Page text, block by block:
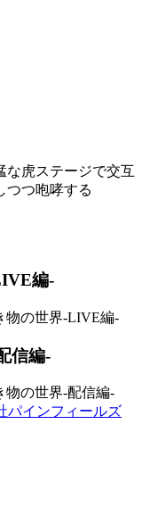
な虎ステージで交互
つつ咆哮する
編-
信編-